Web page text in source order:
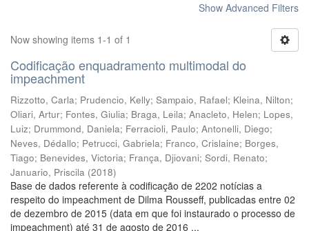
Show Advanced Filters
Now showing items 1-1 of 1
Codificação enquadramento multimodal do
impeachment
Rizzotto, Carla; Prudencio, Kelly; Sampaio, Rafael; Kleina, Nilton;
Oliari, Artur; Fontes, Giulia; Braga, Leila; Anacleto, Helen; Lopes,
Luiz; Drummond, Daniela; Ferracioli, Paulo; Antonelli, Diego;
Neves, Dédallo; Petrucci, Gabriela; Franco, Crislaine; Borges,
Tiago; Benevides, Victoria; França, Djiovani; Sordi, Renato;
Januario, Priscila (2018)
Base de dados referente à codificação de 2202 notícias a
respeito do impeachment de Dilma Rousseff, publicadas entre 02
de dezembro de 2015 (data em que foi instaurado o processo de
impeachment) até 31 de agosto de 2016 ...